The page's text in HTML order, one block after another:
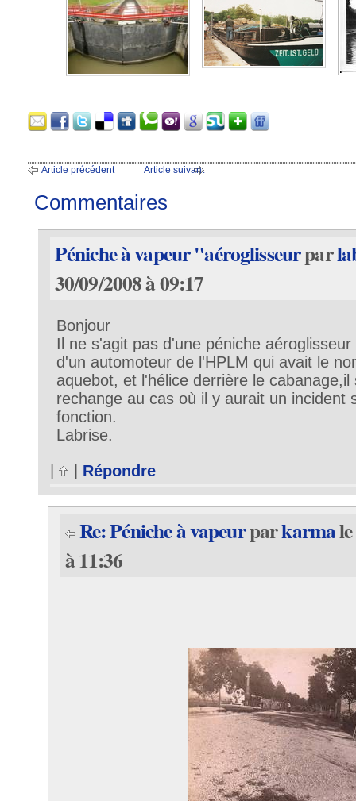
Article précédent Article suivant
Commentaires
Péniche à vapeur "aéroglisseurpar
30/09/2008 à 09:17
Bonjour
Il ne s'agit pas d'une péniche
d'un automoteur de l'HPLM qui avait le
aquebot, et l'hélice derrière le
rechange au cas où il y aurait un incident
fonction.
Labrise.
| | Répondre
Re: Péniche à vapeurparkarmale
à 11:36